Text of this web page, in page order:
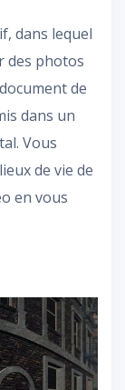
dans lequel
des photos
de
dans un
Vous
de vie de
en vous